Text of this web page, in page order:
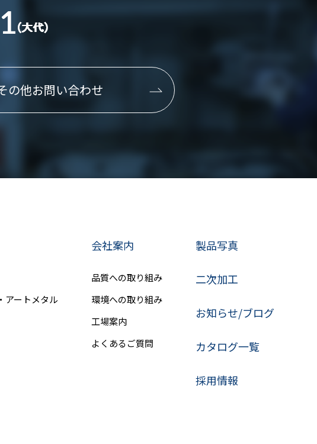
の他お問い合わせ
アートメタル
会社案内
品質への取り組み
環境への取り組み
工場案内
よくあるご質問
製品写真
二次加工
お知らせ/ブログ
カタログ一覧
採用情報